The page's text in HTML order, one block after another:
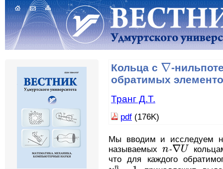
Кольца с ∇
∇ -
обратимых
Транг Д.Т.
pdf (176K)
Мы вводим и исследуем
называемыхn
n -∇U
∇U
что для каждого
n